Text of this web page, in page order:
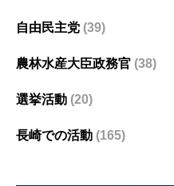
自由民主党 (39)
農林水産大臣政務官 (38)
選挙活動 (20)
長崎での活動 (165)